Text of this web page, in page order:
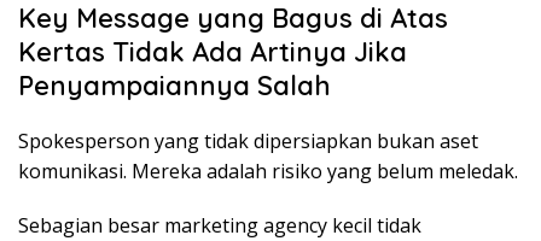
Key Message yang Bagus di Atas
Kertas Tidak Ada Artinya Jika
Penyampaiannya Salah
Spokesperson yang tidak dipersiapkan bukan aset
komunikasi. Mereka adalah risiko yang belum meledak.
Sebagian besar marketing agency kecil tidak